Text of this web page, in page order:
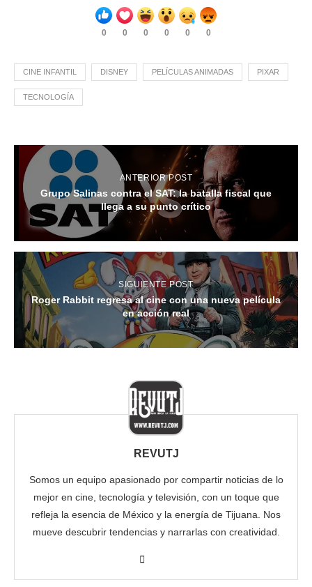
0 0 0 0 0 0
CINE INFANTIL DISNEY PELÍCULAS ANIMADAS PIXAR
TECNOLOGÍA
ANTERIOR POST
Grupo Salinas contra el SAT: la batalla fiscal que
llega a su punto crítico
SIGUIENTE POST
Roger Rabbit regresa al cine con una nueva película
en acción real
REVUTJ
Somos un equipo apasionado por compartir noticias de lo
mejor en cine, tecnología y televisión, con un toque que
refleja la esencia de México y la energía de Tijuana. Nos
mueve descubrir tendencias y narrarlas con creatividad.